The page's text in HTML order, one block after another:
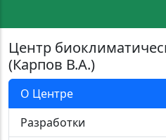
Центр
(Карпов В.А.)
О Центре
Разработки